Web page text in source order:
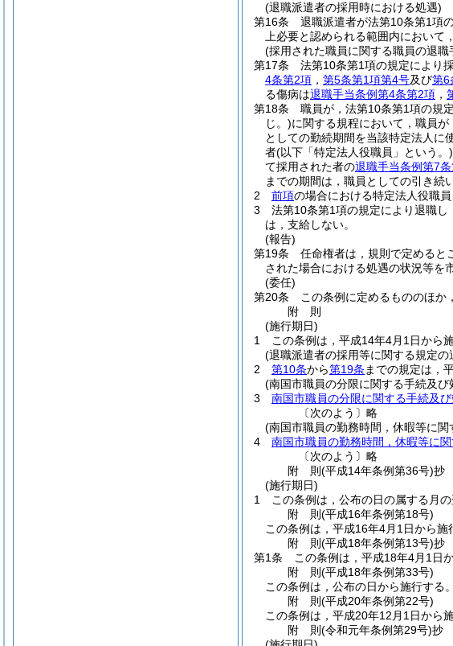
(退職派遣者の採用時における処遇)
第16条
退職派遣者が法第10条第1項
上必要と認められる範囲内において
(採用された職員に関する職員の退
第17条
法第10条第1項の規定により
4条第2項 ， 第5条第1項第4号及び第6
る傷病は退職手当条例第4条第2項 ，
第18条
職員が，法第10条第1項の規
じ。)に関する規程において，職員
としての勤続期間を当該特定法人に
者(以下「特定法人役職員」という。)
て採用された者の退職手当条例第7
までの期間は，職員としての引き続
2
前項の場合における特定法人役職
3
法第10条第1項の規定により退職し
は，支給しない。
(報告)
第19条
任命権者は，規則で定めると
された場合における処遇の状況等を
(委任)
第20条
この条例に定めるもののほか
附 則
(施行期日)
1
この条例は，平成14年4月1日から施
(退職派遣者の採用等に関する規定の
2
第10条から第19条 までの規定は，
(南国市職員の分限に関する手続及
3
南国市職員の分限に関する手続及
〔次のよう〕略
(南国市職員の勤務時間，休暇等に関
4
南国市職員の勤務時間，休暇等に関
〔次のよう〕略
附 則(平成14年条例第36号)抄
(施行期日)
1
この条例は，公布の日の属する月
附 則(平成16年条例第18号)
この条例は，平成16年4月1日から施
附 則(平成18年条例第13号)抄
第1条
この条例は，平成18年4月1日
附 則(平成18年条例第33号)
この条例は，公布の日から施行する。
附 則(平成20年条例第22号)
この条例は，平成20年12月1日から施
附 則(令和元年条例第29号)抄